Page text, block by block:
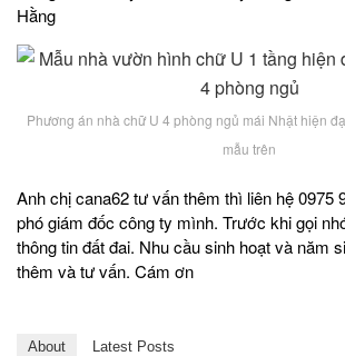
Hằng
Phương án nhà chữ U 4 phòng ngủ mái Nhật hiện
mẫu trên
Anh chị cana62 tư vấn thêm thì liên hệ 0975
phó giám đốc công ty mình. Trước khi gọi
thông tin đất đai. Nhu cầu sinh hoạt và năm
thêm và tư vấn. Cám ơn
About Latest Posts